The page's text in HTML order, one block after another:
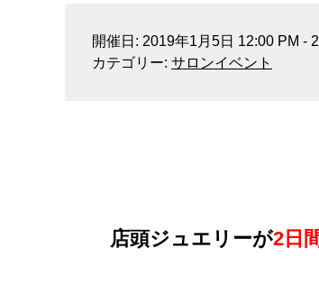
開催日: 2019年1月5日 12:00 PM -
カテゴリー: サロンイベント
店頭ジュエリーが2日